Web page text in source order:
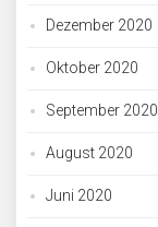
Dezember 2020
Oktober 2020
September 2020
August 2020
Juni 2020